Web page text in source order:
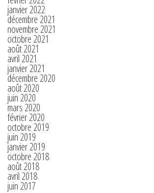
janvier 2022
décembre 2021
novembre 2021
octobre 2021
août 2021
avril 2021
janvier 2021
décembre 2020
août 2020
juin 2020
mars 2020
février 2020
octobre 2019
juin 2019
janvier 2019
octobre 2018
août 2018
avril 2018
juin 2017